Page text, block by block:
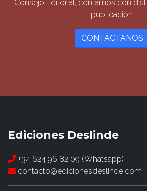
Consejo Editorial, contamos con
publicación.
CONTÁCTANOS
Ediciones Deslinde
+34 624 96 82 09 (Whatsapp)
contacto@edicionesdeslinde.com